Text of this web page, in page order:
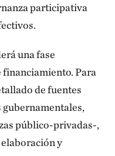
participativa
una fase
financiamiento. Para
de fuentes
público-privadas-,
y